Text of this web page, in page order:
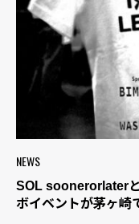
NEWS
SOL soonerorlater
ボイベントが茅ヶ崎